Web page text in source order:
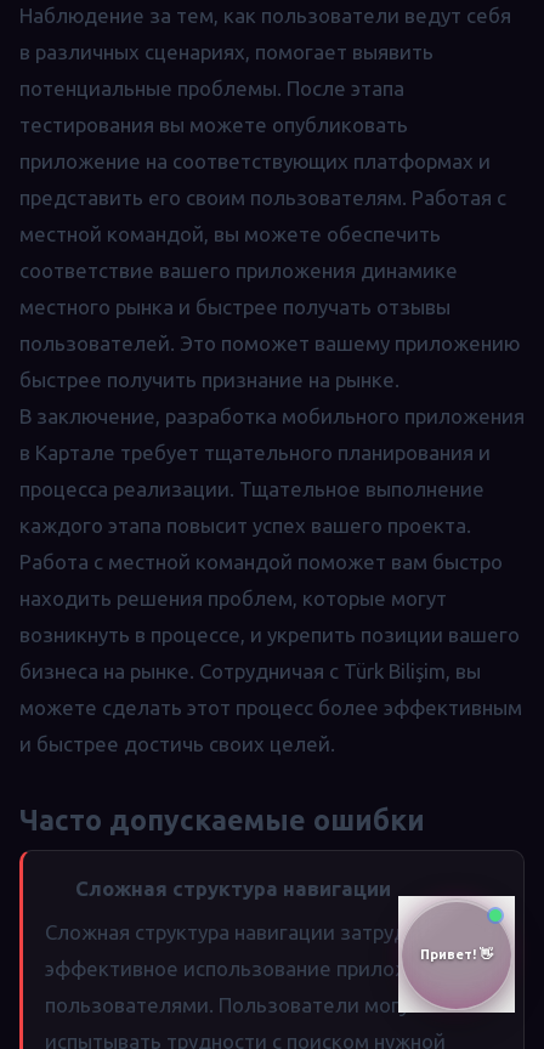
Наблюдение за тем, как пользователи ведут себя
в различных сценариях, помогает выявить
потенциальные проблемы. После этапа
тестирования вы можете опубликовать
приложение на соответствующих платформах и
представить его своим пользователям. Работая с
местной командой, вы можете обеспечить
соответствие вашего приложения динамике
местного рынка и быстрее получать отзывы
пользователей. Это поможет вашему приложению
быстрее получить признание на рынке.
В заключение, разработка мобильного приложения
в Картале требует тщательного планирования и
процесса реализации. Тщательное выполнение
каждого этапа повысит успех вашего проекта.
Работа с местной командой поможет вам быстро
находить решения проблем, которые могут
возникнуть в процессе, и укрепить позиции вашего
бизнеса на рынке. Сотрудничая с Türk Bilişim, вы
можете сделать этот процесс более эффективным
и быстрее достичь своих целей.
Часто допускаемые ошибки
Сложная структура навигации
Сложная структура навигации затрудняет
эффективное использование приложения
пользователями. Пользователи могут
испытывать трудности с поиском нужной